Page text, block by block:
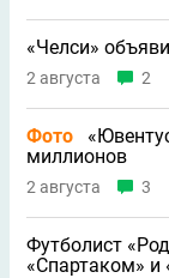
«Челси»
2 августа 2
Фото
миллионов
2 августа 3
Футболист
«Спартаком»